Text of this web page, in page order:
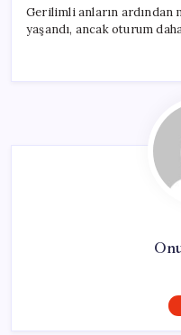
Gerilimli anların
yaşandı, ancak oturum